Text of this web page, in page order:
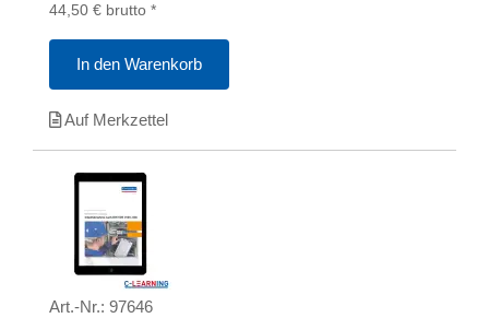
44,50 € brutto *
In den Warenkorb
Auf Merkzettel
Art.-Nr.: 97646